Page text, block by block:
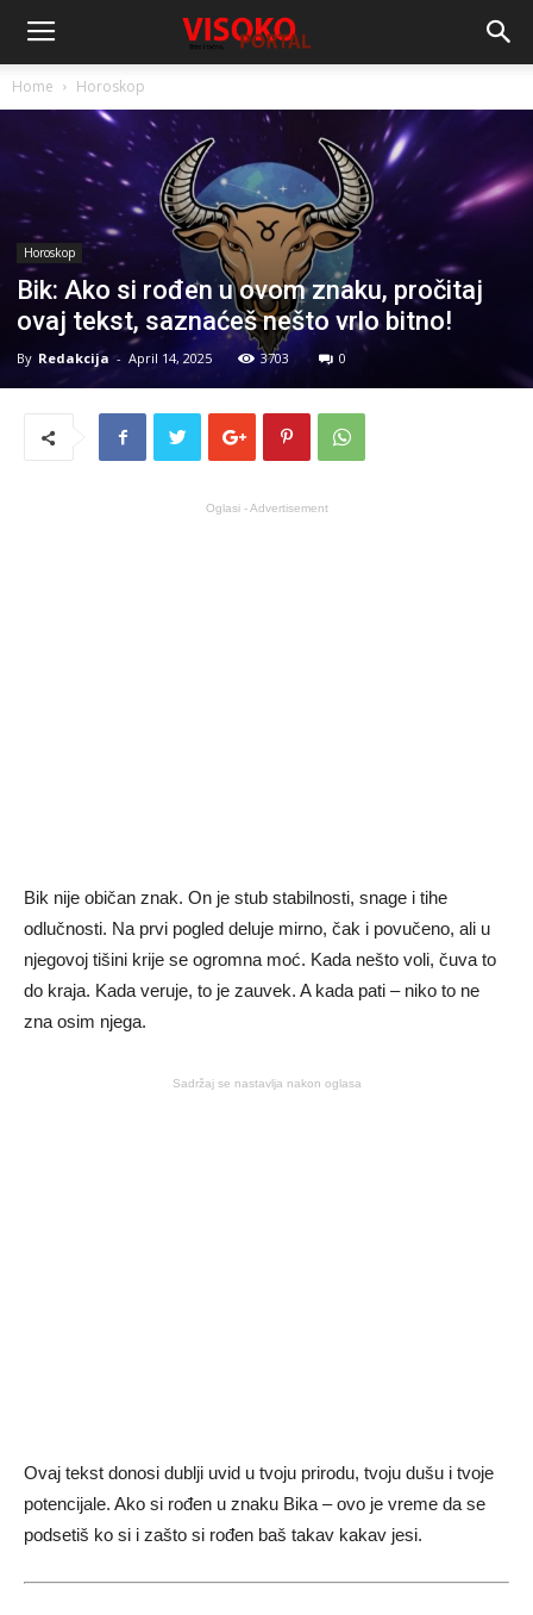
Home Horoskop
Horoskop
Bik: Ako si rođen u ovom znaku, pročitaj
ovaj tekst, saznaćeš nešto vrlo bitno!
By Redakcija - April 14, 2025 3703 0
Oglasi - Advertisement
Bik nije običan znak. On je stub stabilnosti, snage i tihe
odlučnosti. Na prvi pogled deluje mirno, čak i povučeno, ali u
njegovoj tišini krije se ogromna moć. Kada nešto voli, čuva to
do kraja. Kada veruje, to je zauvek. A kada pati – niko to ne
zna osim njega.
Sadržaj se nastavlja nakon oglasa
Ovaj tekst donosi dublji uvid u tvoju prirodu, tvoju dušu i tvoje
potencijale. Ako si rođen u znaku Bika – ovo je vreme da se
podsetiš ko si i zašto si rođen baš takav kakav jesi.